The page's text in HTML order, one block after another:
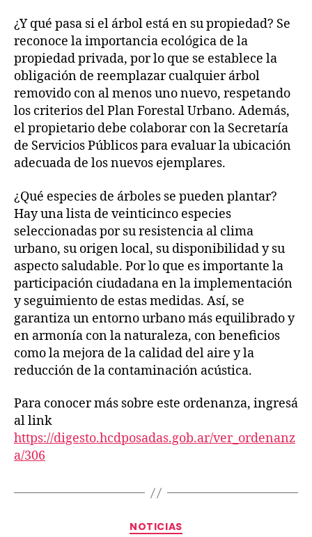
¿Y qué pasa si el árbol está en su propiedad? Se
reconoce la importancia ecológica de la
propiedad privada, por lo que se establece la
obligación de reemplazar cualquier árbol
removido con al menos uno nuevo, respetando
los criterios del Plan Forestal Urbano. Además,
el propietario debe colaborar con la Secretaría
de Servicios Públicos para evaluar la ubicación
adecuada de los nuevos ejemplares.
¿Qué especies de árboles se pueden plantar?
Hay una lista de veinticinco especies
seleccionadas por su resistencia al clima
urbano, su origen local, su disponibilidad y su
aspecto saludable. Por lo que es importante la
participación ciudadana en la implementación
y seguimiento de estas medidas. Así, se
garantiza un entorno urbano más equilibrado y
en armonía con la naturaleza, con beneficios
como la mejora de la calidad del aire y la
reducción de la contaminación acústica.
Para conocer más sobre este ordenanza, ingresá
al link
https://digesto.hcdposadas.gob.ar/ver_ordenanz
a/306
NOTICIAS